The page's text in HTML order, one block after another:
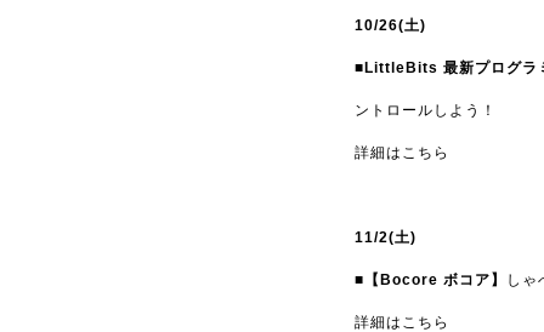
10/26(土)
■LittleBits 最新プログラ
ントロールしよう！
詳細はこちら
11/2(土)
■【Bocore ボコア】 しゃ
詳細はこちら